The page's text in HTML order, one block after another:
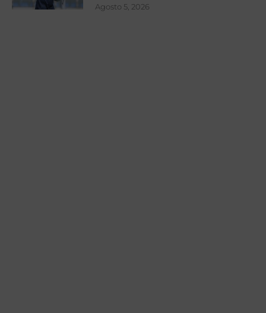
Agosto 5, 2026